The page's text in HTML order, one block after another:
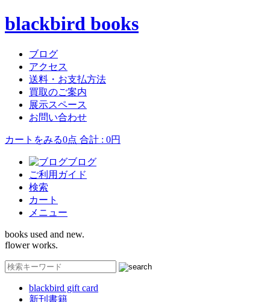
blackbird books
ブログ
アクセス
送料・お支払方法
買取のご案内
展示スペース
お問い合わせ
カートをみる0点 合計 : 0円
ブログ
ご利用ガイド
検索
カート
メニュー
books used and new.
flower works.
blackbird gift card
新刊書籍